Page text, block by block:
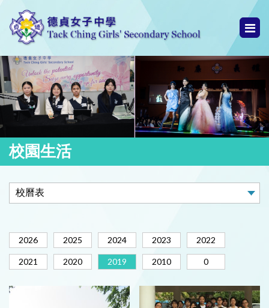
校園生活
2026 2025 2024 2023 2022
2021 2020 2019 2010 0